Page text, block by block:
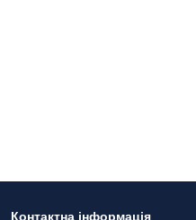
Контактна інформація